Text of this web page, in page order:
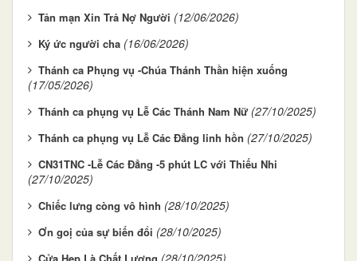
Tản mạn Xin Trả Nợ Người (12/06/2026)
Ký ức người cha (16/06/2026)
Thánh ca Phụng vụ -Chúa Thánh Thần hiện xuống
(17/05/2026)
Thánh ca phụng vụ Lễ Các Thánh Nam Nữ (27/10/2025)
Thánh ca phụng vụ Lễ Các Đẳng linh hồn (27/10/2025)
CN31TNC -Lễ Các Đẳng -5 phút LC với Thiếu Nhi
(27/10/2025)
Chiếc lưng còng vô hình (28/10/2025)
Ơn goị của sự biến đổi (28/10/2025)
(28/10/2025)